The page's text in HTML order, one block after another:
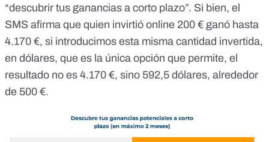
“descubrir tus ganancias a corto plazo”. Si bien, el
SMS afirma que quien invirtió online 200 € ganó hasta
4.170 €, si introducimos esta misma cantidad invertida,
en dólares, que es la única opción que permite, el
resultado no es 4.170 €, sino 592,5 dólares, alrededor
de 500 €.